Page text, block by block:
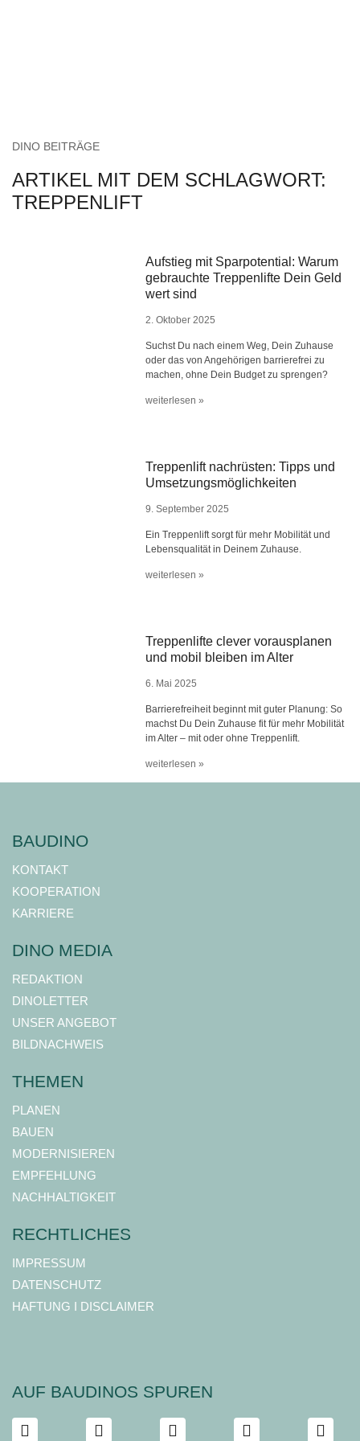
DINO BEITRÄGE
ARTIKEL MIT DEM SCHLAGWORT:
TREPPENLIFT
Aufstieg mit Sparpotential: Warum
gebrauchte Treppenlifte Dein Geld
wert sind
2. Oktober 2025
Suchst Du nach einem Weg, Dein Zuhause
oder das von Angehörigen barrierefrei zu
machen, ohne Dein Budget zu sprengen?
weiterlesen »
Treppenlift nachrüsten: Tipps und
Umsetzungsmöglichkeiten
9. September 2025
Ein Treppenlift sorgt für mehr Mobilität und
Lebensqualität in Deinem Zuhause.
weiterlesen »
Treppenlifte clever vorausplanen
und mobil bleiben im Alter
6. Mai 2025
Barrierefreiheit beginnt mit guter Planung: So
machst Du Dein Zuhause fit für mehr Mobilität
im Alter – mit oder ohne Treppenlift.
weiterlesen »
BAUDINO
KONTAKT
KOOPERATION
KARRIERE
DINO MEDIA
REDAKTION
DINOLETTER
UNSER ANGEBOT
BILDNACHWEIS
THEMEN
PLANEN
BAUEN
MODERNISIEREN
EMPFEHLUNG
NACHHALTIGKEIT
RECHTLICHES
IMPRESSUM
DATENSCHUTZ
HAFTUNG I DISCLAIMER
AUF BAUDINOS SPUREN